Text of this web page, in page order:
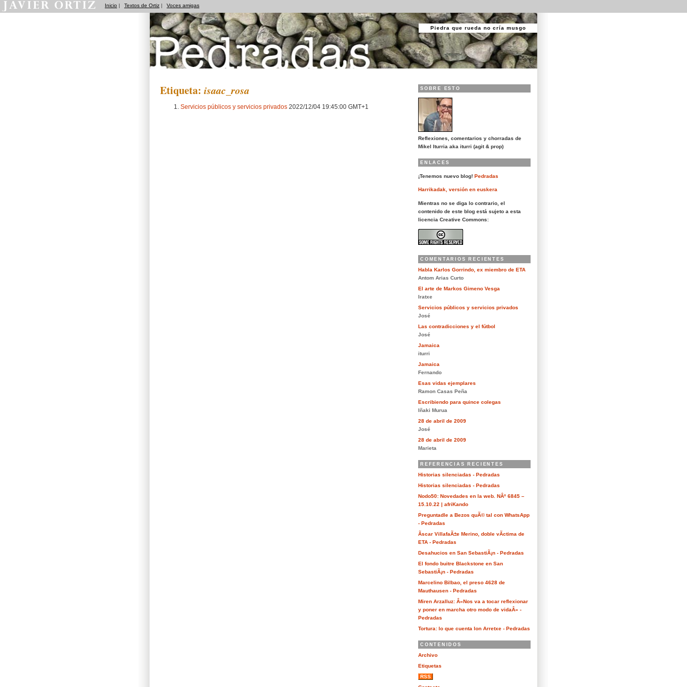
Inicio | Textos de Ortiz | Voces amigas
Piedra que rueda no cría musgo
Etiqueta: isaac_rosa
Servicios públicos y servicios privados 2022/12/04 19:45:00 GMT+1
SOBRE ESTO
Reflexiones, comentarios y chorradas de
Mikel Iturria aka iturri (agit & prop)
ENLACES
¡Tenemos nuevo blog! Pedradas
Harrikadak, versión en euskera
Mientras no se diga lo contrario, el
contenido de este blog está sujeto a esta
licencia Creative Commons:
COMENTARIOS RECIENTES
Habla Karlos Gorrindo, ex miembro de ETA
Antom Arias Curto
El arte de Markos Gimeno Vesga
Iratxe
Servicios públicos y servicios privados
José
Las contradicciones y el fútbol
José
Jamaica
iturri
Jamaica
Fernando
Esas vidas ejemplares
Ramon Casas Peña
Escribiendo para quince colegas
Iñaki Murua
28 de abril de 2009
José
28 de abril de 2009
Marieta
REFERENCIAS RECIENTES
Historias silenciadas - Pedradas
Historias silenciadas - Pedradas
Nodo50: Novedades en la web. NÂº 6845 –
15.10.22 | afriKando
Preguntadle a Bezos quÃ© tal con WhatsApp
- Pedradas
Ãscar VillafaÃ±e Merino, doble vÃ­ctima de
ETA - Pedradas
Desahucios en San SebastiÃ¡n - Pedradas
El fondo buitre Blackstone en San
SebastiÃ¡n - Pedradas
Marcelino Bilbao, el preso 4628 de
Mauthausen - Pedradas
Miren Arzalluz: Â«Nos va a tocar reflexionar
y poner en marcha otro modo de vidaÂ» -
Pedradas
Tortura: lo que cuenta Ion Arretxe - Pedradas
CONTENIDOS
Archivo
Etiquetas
RSS